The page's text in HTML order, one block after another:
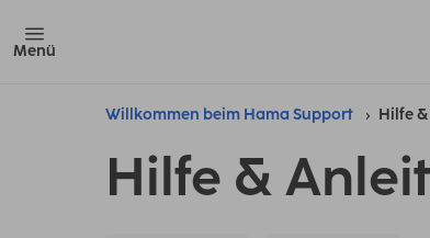
Menü
Willkommen beim Hama Support Hilfe
Hilfe &